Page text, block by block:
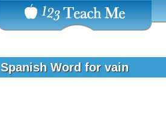
Spanish Word for vain